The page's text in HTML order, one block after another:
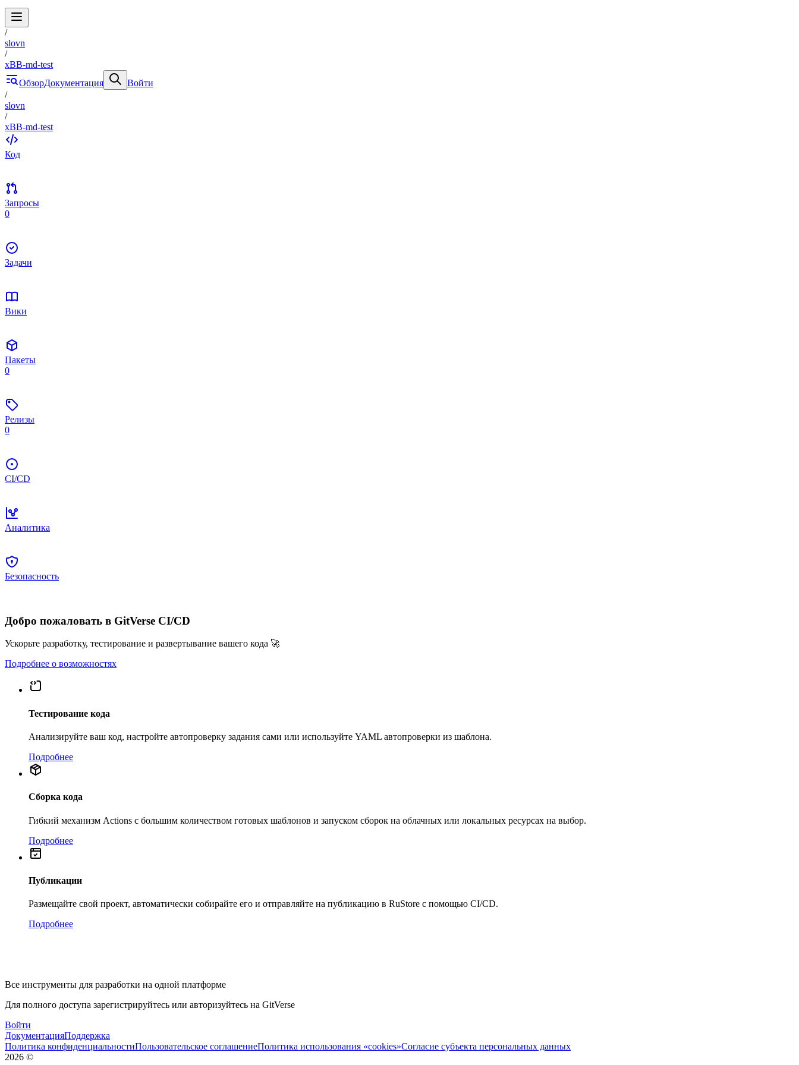
/
slovn
/
xBB-md-test
ОбзорДокументация
Войти
/
slovn
/
xBB-md-test
Код
Запросы
0
Задачи
Вики
Пакеты
0
Релизы
0
CI/CD
Аналитика
Безопасность
Добро пожаловать в GitVerse CI/CD
Ускорьте разработку, тестирование и развертывание вашего кода 🚀
Подробнее о возможностях
Тестирование кода
Анализируйте ваш код, настройте автопроверку задания сами или используйте YAML автопроверки из шаблона.
Подробнее
Сборка кода
Гибкий механизм Actions с большим количеством готовых шаблонов и запуском сборок на облачных или локальных ресурсах на выбор.
Подробнее
Публикации
Размещайте свой проект, автоматически собирайте его и отправляйте на публикацию в RuStore с помощью CI/CD.
Подробнее
Все инструменты для разработки на одной платформе
Для полного доступа зарегистрируйтесь или авторизуйтесь на GitVerse
Войти
ДокументацияПоддержка
Политика конфиденциальностиПользовательское соглашениеПолитика использования «cookies»Согласие субъекта персональных данных
2026 ©